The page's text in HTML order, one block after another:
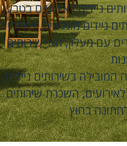
ניידים לאירועים בטבע,
ניידים מונגשים,שירותים
עם מעלון,תאי שירותים
בשירותים ניידים,
,השכרת שירותים
בחוץ